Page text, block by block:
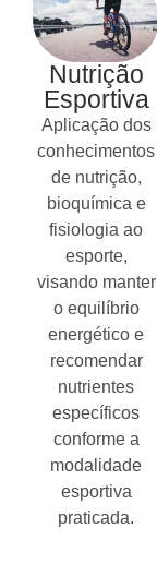
Nutrição
Esportiva
Aplicação dos
conhecimentos
de nutrição,
bioquímica e
fisiologia ao
esporte,
visando manter
o equilíbrio
energético e
recomendar
nutrientes
específicos
conforme a
modalidade
esportiva
praticada.